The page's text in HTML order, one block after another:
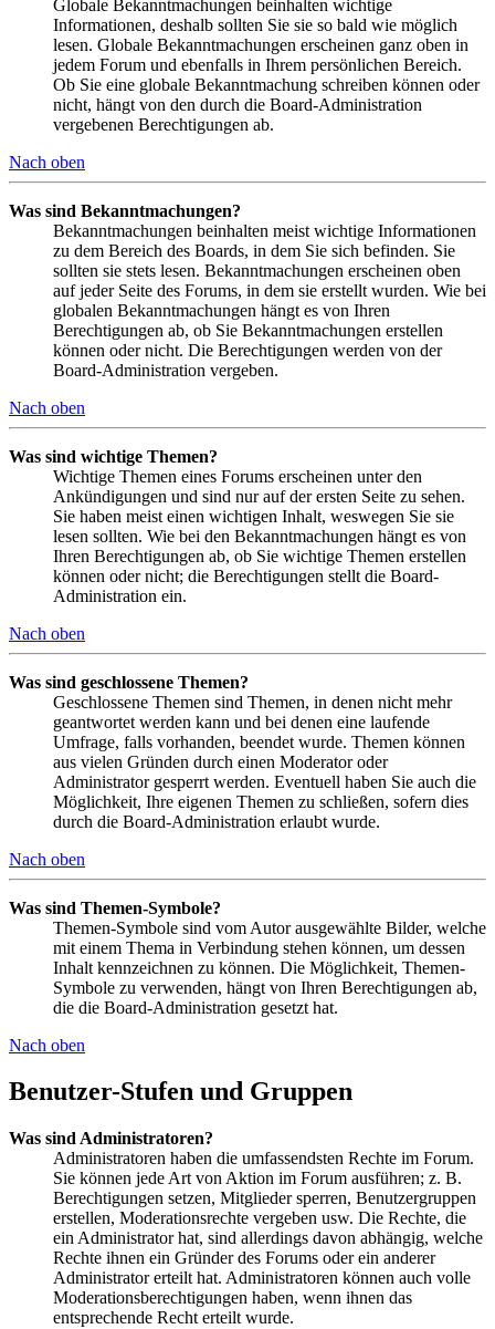
Globale Bekanntmachungen beinhalten wichtige
Informationen, deshalb sollten Sie sie so bald wie möglich
lesen. Globale Bekanntmachungen erscheinen ganz oben in
jedem Forum und ebenfalls in Ihrem persönlichen Bereich.
Ob Sie eine globale Bekanntmachung schreiben können oder
nicht, hängt von den durch die Board-Administration
vergebenen Berechtigungen ab.
Nach oben
Was sind Bekanntmachungen?
Bekanntmachungen beinhalten meist wichtige Informationen
zu dem Bereich des Boards, in dem Sie sich befinden. Sie
sollten sie stets lesen. Bekanntmachungen erscheinen oben
auf jeder Seite des Forums, in dem sie erstellt wurden. Wie bei
globalen Bekanntmachungen hängt es von Ihren
Berechtigungen ab, ob Sie Bekanntmachungen erstellen
können oder nicht. Die Berechtigungen werden von der
Board-Administration vergeben.
Nach oben
Was sind wichtige Themen?
Wichtige Themen eines Forums erscheinen unter den
Ankündigungen und sind nur auf der ersten Seite zu sehen.
Sie haben meist einen wichtigen Inhalt, weswegen Sie sie
lesen sollten. Wie bei den Bekanntmachungen hängt es von
Ihren Berechtigungen ab, ob Sie wichtige Themen erstellen
können oder nicht; die Berechtigungen stellt die Board-
Administration ein.
Nach oben
Was sind geschlossene Themen?
Geschlossene Themen sind Themen, in denen nicht mehr
geantwortet werden kann und bei denen eine laufende
Umfrage, falls vorhanden, beendet wurde. Themen können
aus vielen Gründen durch einen Moderator oder
Administrator gesperrt werden. Eventuell haben Sie auch die
Möglichkeit, Ihre eigenen Themen zu schließen, sofern dies
durch die Board-Administration erlaubt wurde.
Nach oben
Was sind Themen-Symbole?
Themen-Symbole sind vom Autor ausgewählte Bilder, welche
mit einem Thema in Verbindung stehen können, um dessen
Inhalt kennzeichnen zu können. Die Möglichkeit, Themen-
Symbole zu verwenden, hängt von Ihren Berechtigungen ab,
die die Board-Administration gesetzt hat.
Nach oben
Benutzer-Stufen und Gruppen
Was sind Administratoren?
Administratoren haben die umfassendsten Rechte im Forum.
Sie können jede Art von Aktion im Forum ausführen; z. B.
Berechtigungen setzen, Mitglieder sperren, Benutzergruppen
erstellen, Moderationsrechte vergeben usw. Die Rechte, die
ein Administrator hat, sind allerdings davon abhängig, welche
Rechte ihnen ein Gründer des Forums oder ein anderer
Administrator erteilt hat. Administratoren können auch volle
Moderationsberechtigungen haben, wenn ihnen das
entsprechende Recht erteilt wurde.